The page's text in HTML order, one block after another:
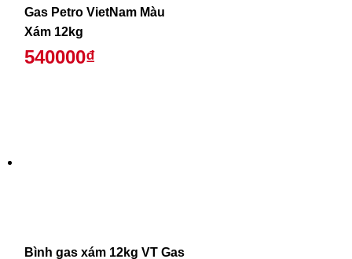
Gas Petro VietNam Màu
Xám 12kg
540000₫
Bình gas xám 12kg VT Gas